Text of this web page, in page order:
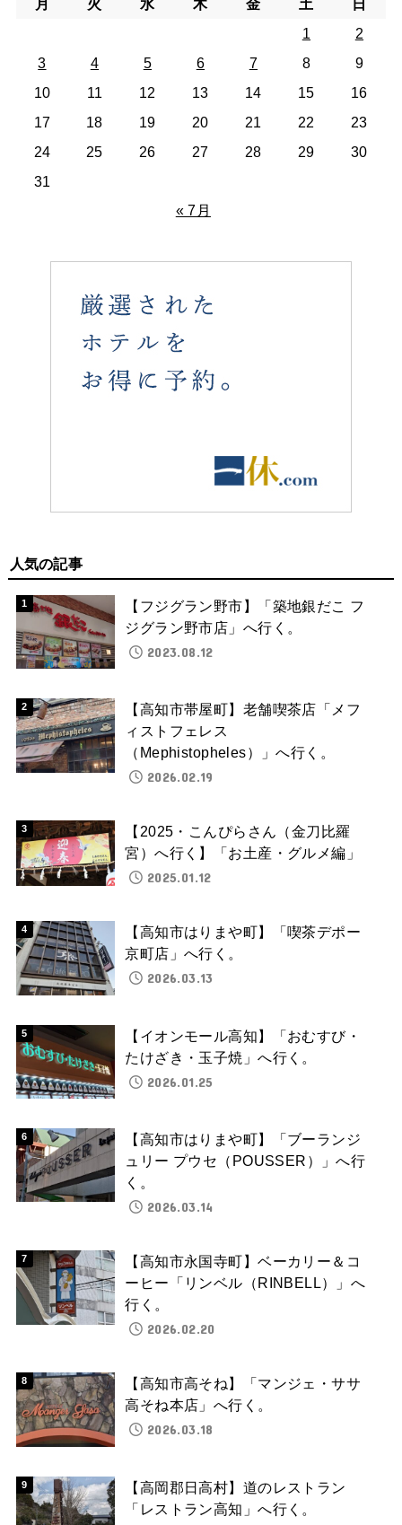
月
火 水 木 金 土
日
1
2
3
4 5 6 7 8
9
10
11 12 13 14 15
16
17
18 19 20 21 22
23
24
25 26 27 28 29
30
31
« 7月
人気の記事
【フジグラン野市】「築地銀だこ フ
ジグラン野市店」へ行く。
2023.08.12
【高知市帯屋町】老舗喫茶店「メフ
ィストフェレス
（Mephistopheles）」へ行く。
2026.02.19
【2025・こんぴらさん（金刀比羅
宮）へ行く】「お土産・グルメ編」
2025.01.12
【高知市はりまや町】「喫茶デポー
京町店」へ行く。
2026.03.13
【イオンモール高知】「おむすび・
たけざき・玉子焼」へ行く。
2026.01.25
【高知市はりまや町】「ブーランジ
ュリー プウセ（POUSSER）」へ行
く。
2026.03.14
【高知市永国寺町】ベーカリー＆コ
ーヒー「リンベル（RINBELL）」へ
行く。
2026.02.20
【高知市高そね】「マンジェ・ササ
高そね本店」へ行く。
2026.03.18
【高岡郡日高村】道のレストラン
「レストラン高知」へ行く。